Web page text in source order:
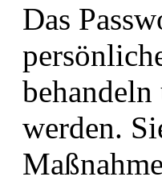
Das
werden.